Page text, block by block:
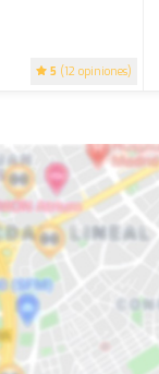
5 (12 opiniones)